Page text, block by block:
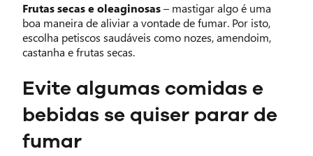
Frutas secas e oleaginosas– mastigar algo é uma
boa maneira de aliviar a vontade de fumar. Por isto,
escolha petiscos saudáveis como nozes, amendoim,
castanha e frutas secas.
Evite algumas comidas e
bebidas se quiser parar de
fumar